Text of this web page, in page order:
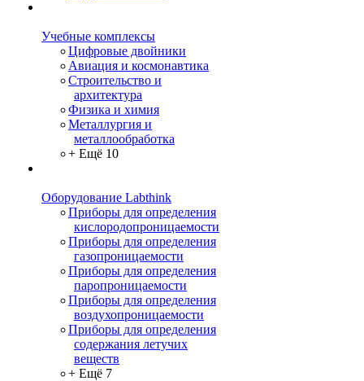
Учебные комплексы
Цифровые двойники
Авиация и космонавтика
Строительство и
архитектура
Физика и химия
Металлургия и
металлообработка
+ Ещё 10
Оборудование Labthink
Приборы для определения
кислородопроницаемости
Приборы для определения
газопроницаемости
Приборы для определения
паропроницаемости
Приборы для определения
воздухопроницаемости
Приборы для определения
содержания летучих
веществ
+ Ещё 7